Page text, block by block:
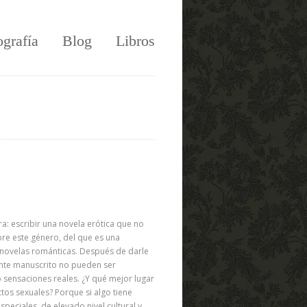
Blog Libros
escribir una novela erótica que no
este género, del que es una
románticas. Después de darle
manuscrito no pueden ser
reales. ¿Y qué mejor lugar
sexuales? Porque si algo tiene